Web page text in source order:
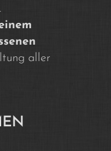
.
aller